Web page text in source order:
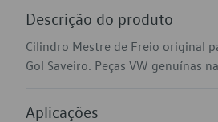
Descrição do produto
Cilindro Mestre de Freio original
Gol Saveiro. Peças VW genuínas
Aplicações